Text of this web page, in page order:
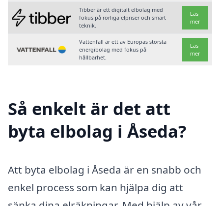
Tibber är ett digitalt elbolag med
fokus på rörliga elpriser och smart
teknik.
Läs
mer
Vattenfall är ett av Europas största
energibolag med fokus på
hållbarhet.
Läs
mer
Så enkelt är det att
byta elbolag i Åseda?
Att byta elbolag i Åseda är en snabb och
enkel process som kan hjälpa dig att